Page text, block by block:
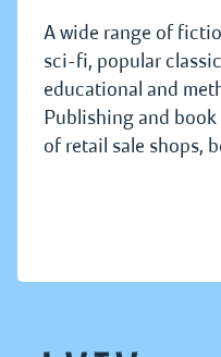
A wide range of
sci-fi, popular
educational and
Publishing and
of retail sale shops,